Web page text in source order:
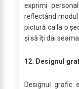
exprimi
reflectând modul
pictură ca la o
și să îți dai
12. Designul
Designul grafic